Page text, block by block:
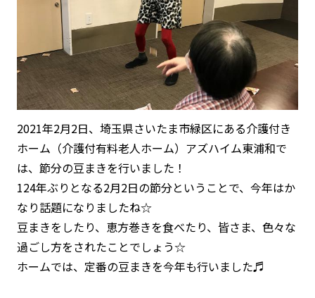
2021年2月2日、埼玉県さいたま市緑区にある介護付き
ホーム（介護付有料老人ホーム）アズハイム東浦和で
は、節分の豆まきを行いました！
124年ぶりとなる2月2日の節分ということで、今年はか
なり話題になりましたね☆
豆まきをしたり、恵方巻きを食べたり、皆さま、色々な
過ごし方をされたことでしょう☆
ホームでは、定番の豆まきを今年も行いました♬